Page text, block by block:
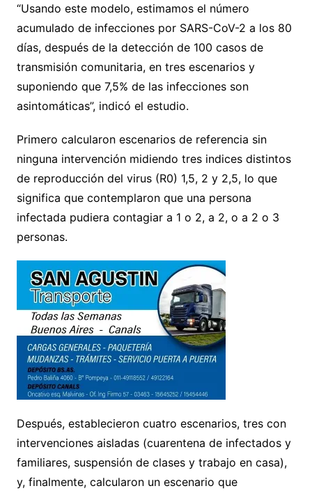
“Usando este modelo, estimamos el número
acumulado de infecciones por SARS-CoV-2 a los 80
días, después de la detección de 100 casos de
transmisión comunitaria, en tres escenarios y
suponiendo que 7,5% de las infecciones son
asintomáticas”, indicó el estudio.
Primero calcularon escenarios de referencia sin
ninguna intervención midiendo tres indices distintos
de reproducción del virus (R0) 1,5, 2 y 2,5, lo que
significa que contemplaron que una persona
infectada pudiera contagiar a 1 o 2, a 2, o a 2 o 3
personas.
Después, establecieron cuatro escenarios, tres con
intervenciones aisladas (cuarentena de infectados y
familiares, suspensión de clases y trabajo en casa),
y, finalmente, calcularon un escenario que